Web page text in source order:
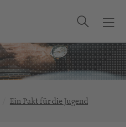
T
g
g
l
Suche
Ein Pakt für die Jugend